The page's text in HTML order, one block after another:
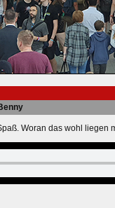
Woran das wohl liegen